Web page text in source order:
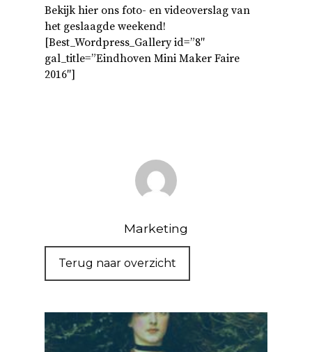
Bekijk hier ons foto- en videoverslag van
het geslaagde weekend!
[Best_Wordpress_Gallery id=”8″
gal_title=”Eindhoven Mini Maker Faire
2016″]
Marketing
Terug naar overzicht